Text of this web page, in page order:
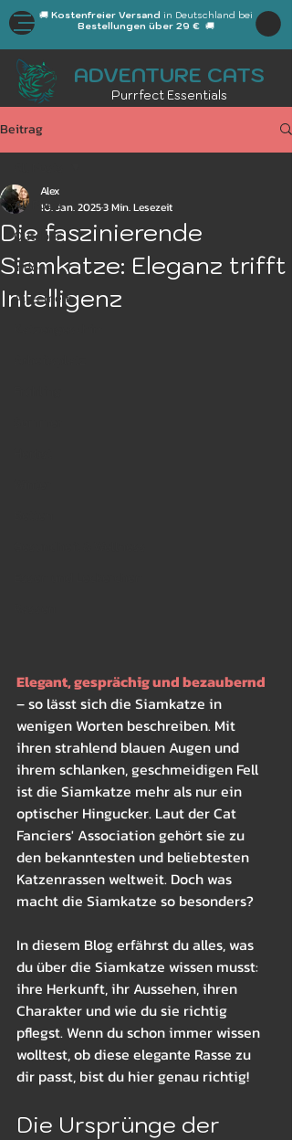
ADVENTURE CATS
Purrfect Essentials
🚚 Kostenfreier Versand in Deutschland bei
Bestellungen über 29 €🚚
Beitrag
All Posts
Outdoor
Indoor
Allgemein
Die faszinierende
Siamkatze: Eleganz trifft
Intelligenz
Alex
10. Jan. 20253 Min. Lesezeit
Elegant, gesprächig und bezaubernd
– so lässt sich die Siamkatze in
wenigen Worten beschreiben. Mit
ihren strahlend blauen Augen und
ihrem schlanken, geschmeidigen Fell
ist die Siamkatze mehr als nur ein
optischer Hingucker. Laut der Cat
Fanciers' Association gehört sie zu
den bekanntesten und beliebtesten
Katzenrassen weltweit. Doch was
macht die Siamkatze so besonders?
In diesem Blog erfährst du alles, was
du über die Siamkatze wissen musst:
ihre Herkunft, ihr Aussehen, ihren
Charakter und wie du sie richtig
pflegst. Wenn du schon immer wissen
wolltest, ob diese elegante Rasse zu
dir passt, bist du hier genau richtig!
Die Ursprünge der